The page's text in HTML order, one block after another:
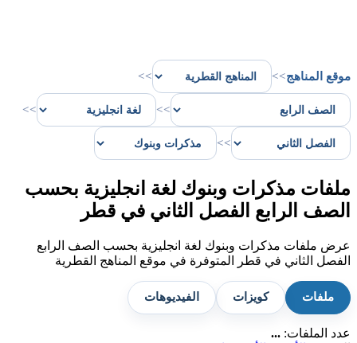
موقع المناهج>>
>>
>>
>>
>>
ملفات مذكرات وبنوك لغة انجليزية بحسب
الصف الرابع الفصل الثاني في قطر
عرض ملفات مذكرات وبنوك لغة انجليزية بحسب الصف الرابع
الفصل الثاني في قطر المتوفرة في موقع المناهج القطرية
ملفات كويزات الفيديوهات
عدد الملفات: ...